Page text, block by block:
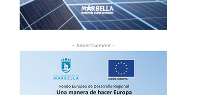
- Advertisement -